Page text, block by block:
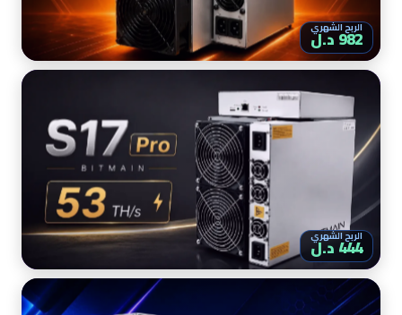
الربح الشهري
982 د.ل
الربح الشهري
444 د.ل